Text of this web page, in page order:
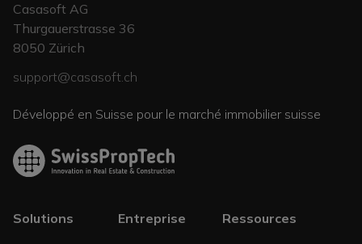
Casasoft AG
Thurgauerstrasse 36
8050 Zürich
support@casasoft.ch
Développé en Suisse pour le marché immobilier suisse
Solutions Entreprise Ressources